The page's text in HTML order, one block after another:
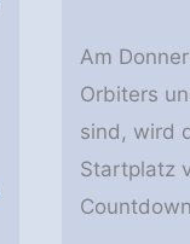
Am
Orbiters
sind, wird
Startplatz